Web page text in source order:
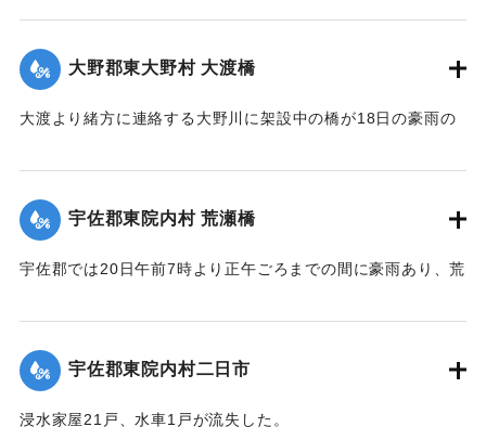
｜固有コード:00275047
｜固有コード:00275049
大野郡東大野村 大渡橋
大渡より緒方に連絡する大野川に架設中の橋が18日の豪雨の
業中の朝鮮人は万が一を恐れて従業を拒んでいる。
【出典：大分新聞 大正12年6月22日 朝刊4面】
｜固有コード: 00275050
宇佐郡東院内村 荒瀬橋
宇佐郡では20日午前7時より正午ごろまでの間に豪雨あり、荒
壊。橋梁が2箇所流失した。
【出典：大分新聞 大正12年6月22日 朝刊4面】
｜固有コード:00275042
宇佐郡東院内村二日市
浸水家屋21戸、水車1戸が流失した。